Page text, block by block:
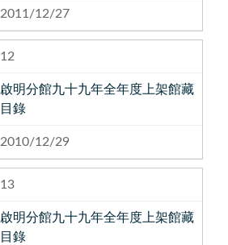
2011/12/27
12
啟明分館九十九年全年度上架館藏
目錄
2010/12/29
13
啟明分館九十九年全年度上架館藏
目錄